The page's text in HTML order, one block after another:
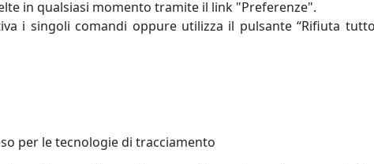
in qualsiasi momento tramite il link "Preferenze".
i singoli comandi oppure utilizza il pulsante “Rifiuta
per le tecnologie di tracciamento